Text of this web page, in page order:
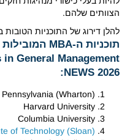
הצוותים שלהם.
להלן דירוג של התוכניות הטובות
NEWS 2026:
(Wharton)
Harvard University
Columbia University
of Technology (Sloan)